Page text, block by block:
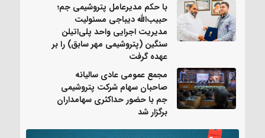
با حکم مدیرعامل پتروشیمی جم؛
حبیب‌الله دیباجی مسئولیت
مدیریت اجرایی واحد پلی‌اتیلن
سنگین (پتروشیمی مهر سابق) را بر
عهده گرفت
مجمع عمومی عادی سالیانه
صاحبان سهام شرکت پتروشیمی
جم با حضور حداکثری سهامداران
برگزار شد